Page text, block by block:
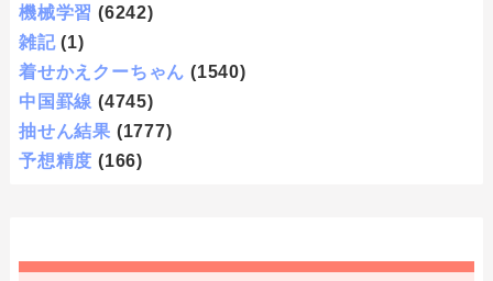
機械学習 (6242)
雑記 (1)
着せかえクーちゃん (1540)
中国罫線 (4745)
抽せん結果 (1777)
予想精度 (166)